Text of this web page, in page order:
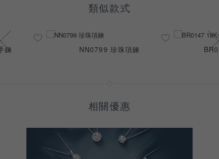
類似款式
鍊 NN0799 珍珠項鍊
相關優惠